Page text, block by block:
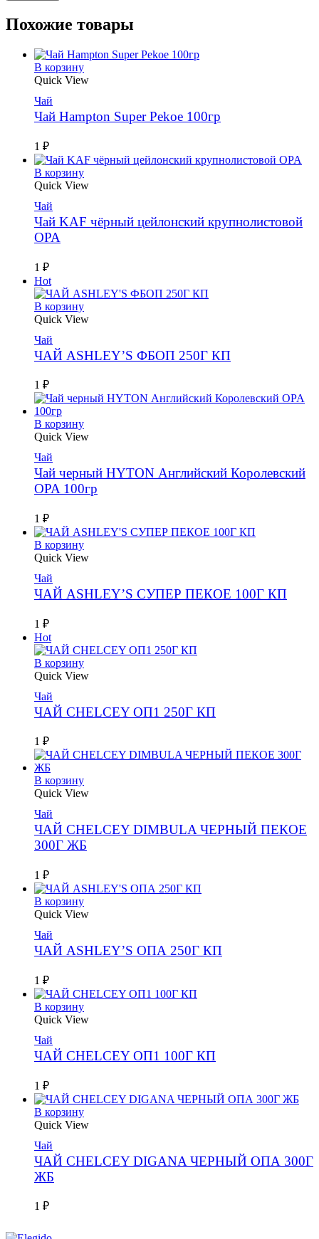
Похожие товары
В корзину
Quick View
Чай
Чай Hampton Super Pekoe 100гр
1 ₽
В корзину
Quick View
Чай
Чай KAF чёрный цейлонский крупнолистовой
OPA
1 ₽
Hot
В корзину
Quick View
Чай
ЧАЙ ASHLEY’S ФБОП 250Г КП
1 ₽
В корзину
Quick View
Чай
Чай черный HYTON Английский Королевский
OPA 100гр
1 ₽
В корзину
Quick View
Чай
ЧАЙ ASHLEY’S СУПЕР ПЕКОЕ 100Г КП
1 ₽
Hot
В корзину
Quick View
Чай
ЧАЙ CHELCEY ОП1 250Г КП
1 ₽
В корзину
Quick View
Чай
ЧАЙ CHELCEY DIMBULA ЧЕРНЫЙ ПЕКОЕ
300Г ЖБ
1 ₽
В корзину
Quick View
Чай
ЧАЙ ASHLEY’S ОПА 250Г КП
1 ₽
В корзину
Quick View
Чай
ЧАЙ CHELCEY ОП1 100Г КП
1 ₽
В корзину
Quick View
Чай
ЧАЙ CHELCEY DIGANA ЧЕРНЫЙ ОПА 300Г
ЖБ
1 ₽